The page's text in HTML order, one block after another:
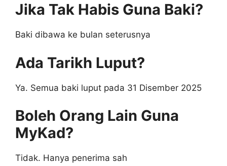
Jika Tak Habis Guna Baki?
Baki dibawa ke bulan seterusnya
Ada Tarikh Luput?
Ya. Semua baki luput pada 31 Disember 2025
Boleh Orang Lain Guna
MyKad?
Tidak. Hanya penerima sah